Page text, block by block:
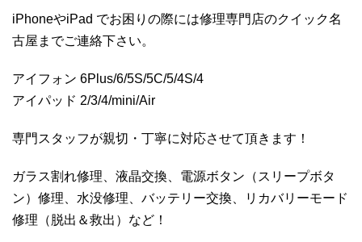
iPhoneやiPad でお困りの際には修理専門店のクイック名
古屋までご連絡下さい。
アイフォン 6Plus/6/5S/5C/5/4S/4
アイパッド 2/3/4/mini/Air
専門スタッフが親切・丁寧に対応させて頂きます！
ガラス割れ修理、液晶交換、電源ボタン（スリープボタ
ン）修理、水没修理、バッテリー交換、リカバリーモード
修理（脱出＆救出）など！